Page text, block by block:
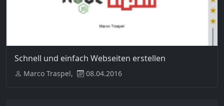
Schnell und einfach Webseiten erstellen
Marco Traspel, 08.04.2016